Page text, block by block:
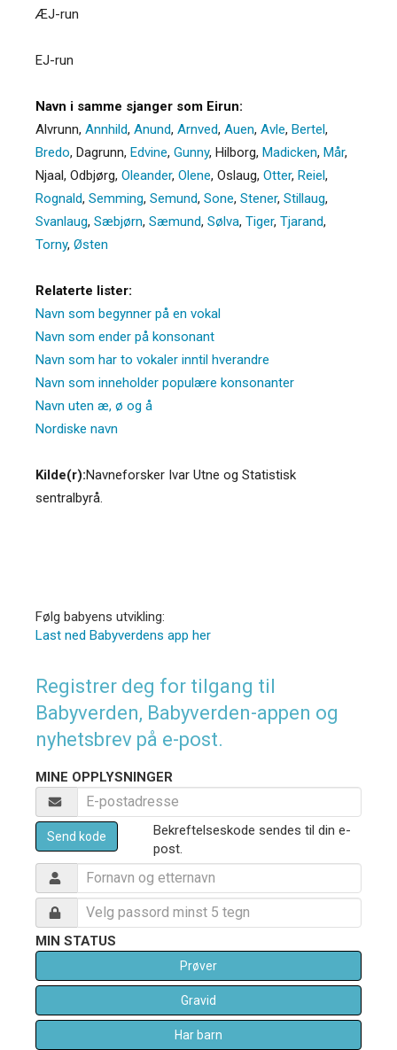
ÆJ-run
EJ-run
Navn i samme sjanger som Eirun:
Alvrunn, Annhild, Anund, Arnved, Auen, Avle, Bertel,
Bredo, Dagrunn, Edvine, Gunny, Hilborg, Madicken, Mår,
Njaal, Odbjørg, Oleander, Olene, Oslaug, Otter, Reiel,
Rognald, Semming, Semund, Sone, Stener, Stillaug,
Svanlaug, Sæbjørn, Sæmund, Sølva, Tiger, Tjarand,
Torny, Østen
Relaterte lister:
Navn som begynner på en vokal
Navn som ender på konsonant
Navn som har to vokaler inntil hverandre
Navn som inneholder populære konsonanter
Navn uten æ, ø og å
Nordiske navn
Kilde(r):Navneforsker Ivar Utne og Statistisk
sentralbyrå.
Følg babyens utvikling:
Last ned Babyverdens app her
Registrer deg for tilgang til
Babyverden, Babyverden-appen og
nyhetsbrev på e-post.
MINE OPPLYSNINGER
Send kode
Bekreftelseskode sendes til din e-
post.
MIN STATUS
Prøver
Gravid
Har barn